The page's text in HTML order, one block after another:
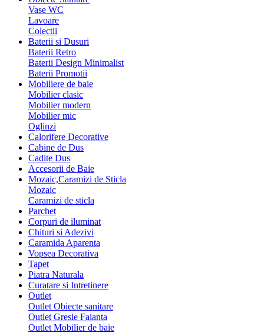
Vase WC
Lavoare
Colectii
Baterii si Dusuri
Baterii Retro
Baterii Design Minimalist
Baterii Promotii
Mobiliere de baie
Mobilier clasic
Mobilier modern
Mobilier mic
Oglinzi
Calorifere Decorative
Cabine de Dus
Cadite Dus
Accesorii de Baie
Mozaic,Caramizi de Sticla
Mozaic
Caramizi de sticla
Parchet
Corpuri de iluminat
Chituri si Adezivi
Caramida Aparenta
Vopsea Decorativa
Tapet
Piatra Naturala
Curatare si Intretinere
Outlet
Outlet Obiecte sanitare
Outlet Gresie Faianta
Outlet Mobilier de baie